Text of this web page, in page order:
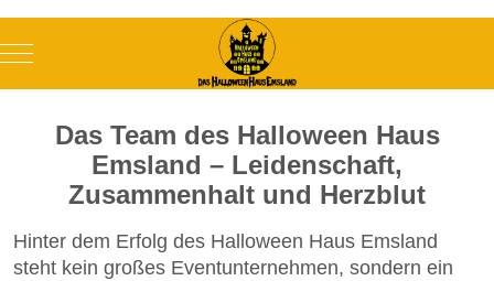
Mobile Menu Toggle
Das Team des Halloween Haus
Emsland – Leidenschaft,
Zusammenhalt und Herzblut
Hinter dem Erfolg des Halloween Haus Emsland
steht kein großes Eventunternehmen, sondern ein